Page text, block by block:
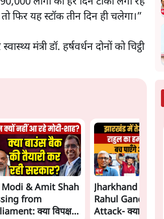
फिर यह स्टॉक तीन दिन ही चलेगा।”
मंत्री डॉ. हर्षवर्धन दोनों को चिट्ठी
Modi & Amit Shah
from
क्या विपक्ष से
Jharkhand
Rahul Gandhi's
Attack- क्या घिर गए